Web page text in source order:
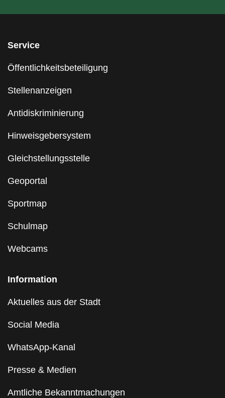
Service
Öffentlichkeitsbeteiligung
Stellenanzeigen
Antidiskriminierung
Hinweisgebersystem
Gleichstellungsstelle
Geoportal
Sportmap
Schulmap
Webcams
Information
Aktuelles aus der Stadt
Social Media
WhatsApp-Kanal
Presse & Medien
Amtliche Bekanntmachungen